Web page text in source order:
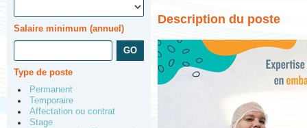
Salaire minimum (annuel)
Type de poste
Permanent
Temporaire
Affectation ou contrat
Stage
Description du poste